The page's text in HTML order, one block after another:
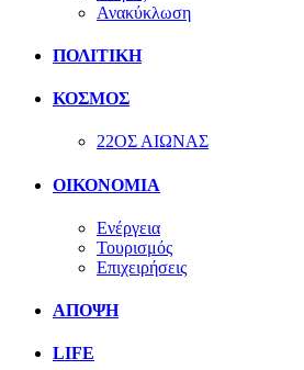
Ανακύκλωση
ΠΟΛΙΤΙΚΗ
ΚΟΣΜΟΣ
22ΟΣ ΑΙΩΝΑΣ
ΟΙΚΟΝΟΜΙΑ
Ενέργεια
Τουρισμός
Επιχειρήσεις
ΑΠΟΨΗ
LIFE